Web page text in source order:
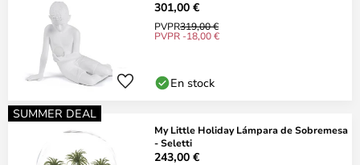
301,00 €
PVPR319,00 €
PVPR -18,00 €
En stock
SUMMER DEAL
My Little Holiday Lámpara de Sobremesa
- Seletti
243,00 €